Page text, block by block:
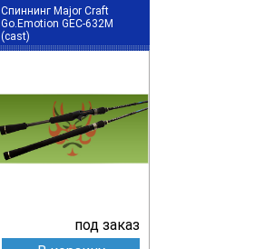
Спиннинг Major Craft
Go.Emotion GEC-632M
(cast)
под заказ